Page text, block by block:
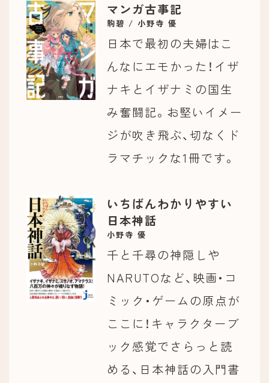
マンガ古事記
駒碧 / 小野寺 優
日本で最初の夫婦はこ
んなにエモかった！イザ
ナキとイザナミの国生
み奮闘記。お堅いイメー
ジが吹き飛ぶ、切なくド
ラマチックな1冊です。
いちばんわかりやすい
日本神話
小野寺 優
千と千尋の神隠しや
NARUTOなど、映画・コ
ミック・ゲームの原点が
ここに！キャラクターブ
ック感覚でさらっと読
める、日本神話の入門書